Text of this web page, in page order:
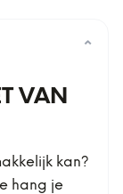
⌄
VAN
kan?
hang je